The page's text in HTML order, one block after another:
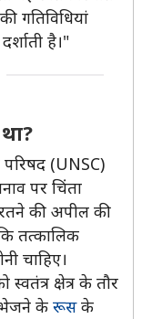
गतिविधियां
है।"
परिषद (UNSC)
पर चिंता
की अपील की
तत्कालिक
चाहिए।
स्वतंत्र क्षेत्र के तौर
भेजने के रूसके